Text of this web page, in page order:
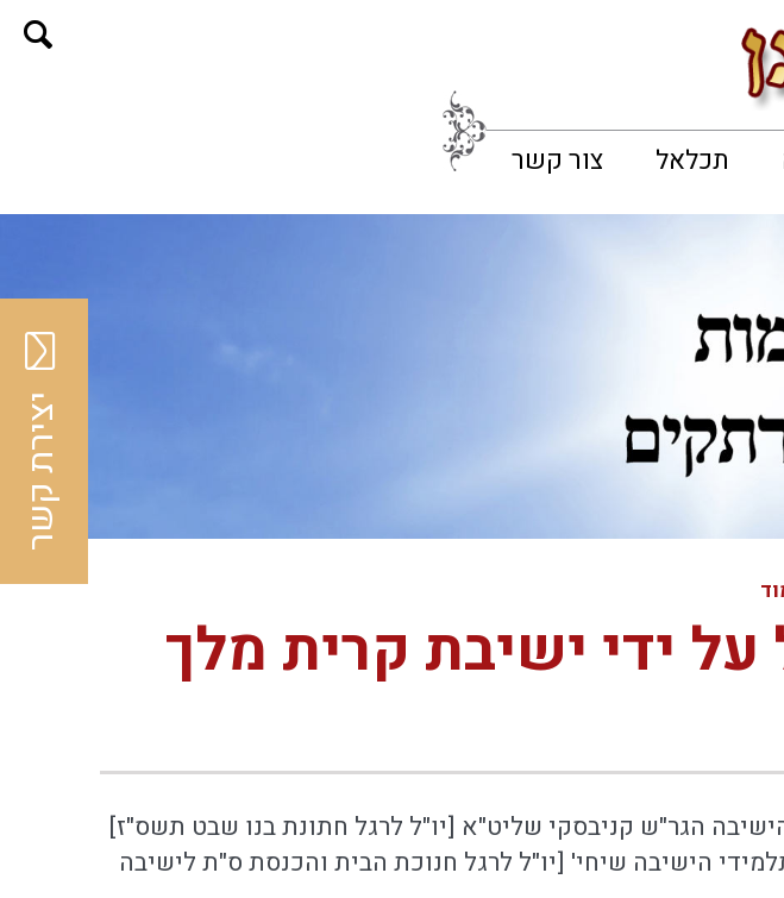
תכלאל צור קשר
על ידי ישיבת קרית מלך
הגר"ש קניבסקי שליט"א [יו"ל לרגל חתונת בנו שבט תשס"ז]
הישיבה שיחי' [יו"ל לרגל חנוכת הבית והכנסת ס"ת לישיבה
יצירת קשר